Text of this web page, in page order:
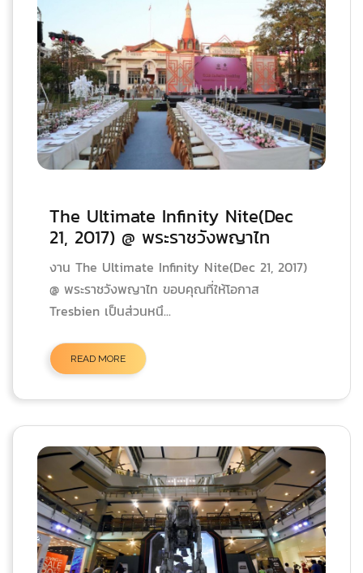
The Ultimate Infinity Nite(Dec
21, 2017) @ พระราชวังพญาไท
งาน The Ultimate Infinity Nite(Dec 21, 2017)
@ พระราชวังพญาไท ขอบคุณที่ให้โอกาส
Tresbien เป็นส่วนหนึ...
READ MORE